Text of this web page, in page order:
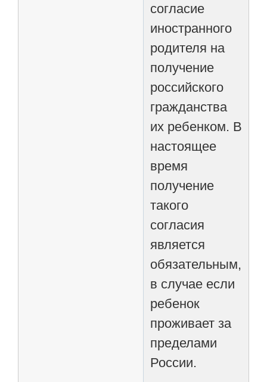
согласие
иностранного
родителя на
получение
российского
гражданства
их ребенком. В
настоящее
время
получение
такого
согласия
является
обязательным,
в случае если
ребенок
проживает за
пределами
России.